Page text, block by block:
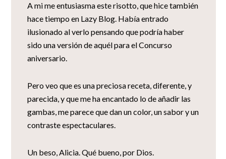
A mi me entusiasma este risotto, que hice también
hace tiempo en Lazy Blog. Había entrado
ilusionado al verlo pensando que podría haber
sido una versión de aquél para el Concurso
aniversario.
Pero veo que es una preciosa receta, diferente, y
parecida, y que me ha encantado lo de añadir las
gambas, me parece que dan un color, un sabor y un
contraste espectaculares.
Un beso, Alicia. Qué bueno, por Dios.